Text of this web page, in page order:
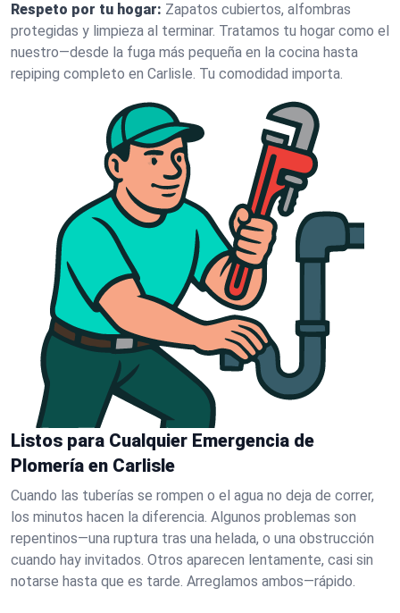
Respeto por tu hogar: Zapatos cubiertos, alfombras
protegidas y limpieza al terminar. Tratamos tu hogar como el
nuestro—desde la fuga más pequeña en la cocina hasta
repiping completo en Carlisle. Tu comodidad importa.
Listos para Cualquier Emergencia de
Plomería en Carlisle
Cuando las tuberías se rompen o el agua no deja de correr,
los minutos hacen la diferencia. Algunos problemas son
repentinos—una ruptura tras una helada, o una obstrucción
cuando hay invitados. Otros aparecen lentamente, casi sin
notarse hasta que es tarde. Arreglamos ambos—rápido.